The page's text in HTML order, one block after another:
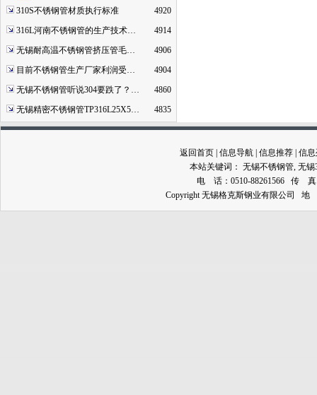
310S不锈钢管材质执行标准
4920
316L河南不锈钢管的生产技术…
4914
无锡耐高温不锈钢管挤压管毛…
4906
目前不锈钢管生产厂家利润受…
4904
无锡不锈钢管听说304要跌了？…
4860
无锡精密不锈钢管TP316L25X5…
4835
返回首页 信息导航 信息推荐 信
本站关键词： 无锡不锈钢管, 无锡
电 话：0510-88261566 传 真
Copyright 无锡格克斯钢业有限公司